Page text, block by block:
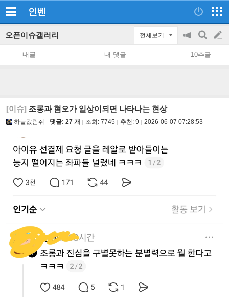
인벤
오픈이슈갤러리 전체보기
공
지
on/off
검
색
글
쓰
내글 내 댓글 10추글
[이슈] 조롱과 혐오가 일상이되면 나타나는 현상
하늘값람쥐 댓글: 27 개 조회: 7745 추천: 9 2026-06-07 07:28:53